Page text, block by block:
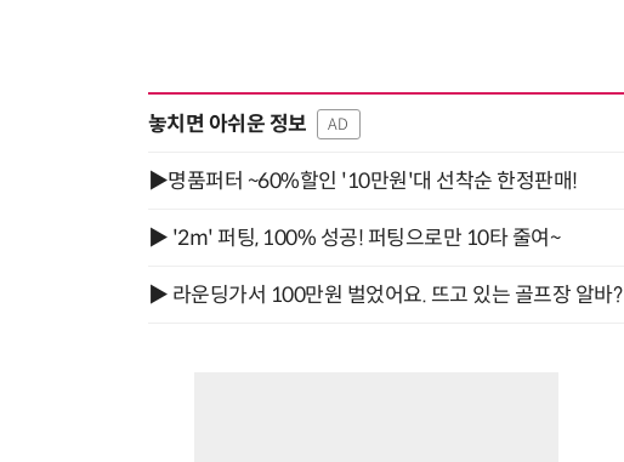
놓치면 아쉬운 정보 AD
▶명품퍼터 ~60%할인 '10만원'대 선착순 한정판매!
▶ '2m' 퍼팅, 100% 성공! 퍼팅으로만 10타 줄여~
▶ 라운딩가서 100만원 벌었어요. 뜨고 있는 골프장 알바?